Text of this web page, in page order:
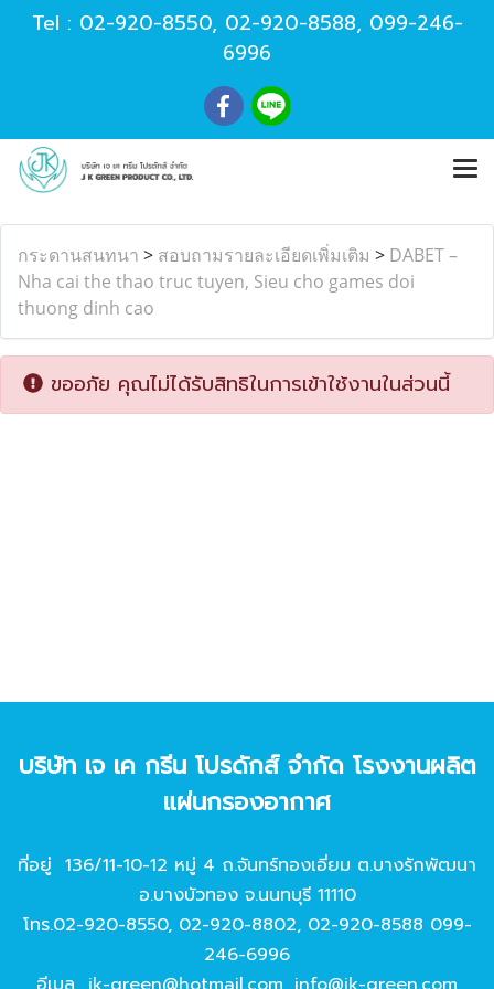
Tel : 02-920-8550, 02-920-8588, 099-246-
6996
กระดานสนทนา > สอบถามรายละเอียดเพิ่มเติม > DABET –
Nha cai the thao truc tuyen, Sieu cho games doi
thuong dinh cao
ขออภัย คุณไม่ได้รับสิทธิในการเข้าใช้งานในส่วนนี้
บริษัท เจ เค กรีน โปรดักส์ จํากัด โรงงานผลิต
แผ่นกรองอากาศ
ที่อยู่ 136/11-10-12 หมู่ 4 ถ.จันทร์ทองเอี่ยม ต.บางรักพัฒนา
อ.บางบัวทอง จ.นนทบุรี 11110
โทร.02-920-8550, 02-920-8802, 02-920-8588 099-
246-6996